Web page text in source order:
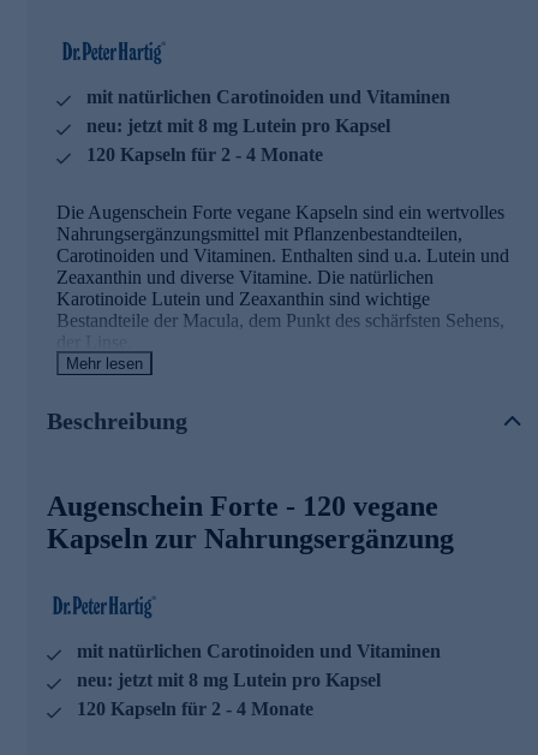
mit natürlichen Carotinoiden und Vitaminen
neu: jetzt mit 8 mg Lutein pro Kapsel
120 Kapseln für 2 - 4 Monate
Die Augenschein Forte vegane Kapseln sind ein wertvolles
Nahrungsergänzungsmittel mit Pflanzenbestandteilen,
Carotinoiden und Vitaminen. Enthalten sind u.a. Lutein und
Zeaxanthin und diverse Vitamine. Die natürlichen
Karotinoide Lutein und Zeaxanthin sind wichtige
Bestandteile der Macula, dem Punkt des schärfsten Sehens,
der Linse.
• 8 mg Lutein pro Kapsel
Sehens, der Linse
• Vitamin A (Beta Carotin) trägt zur Erhaltung normaler
Sehkraft bei
zu schützen
Dr. Peter Hartig®Augenschein Forte vegane Kapseln sind
hervorragend für die tägliche Nahrungsergänzung geeignet.
Sie lassen sich ausgezeichnet mit allen weiteren Dr. Peter
Hartig ®Produkten kombinieren.
Mehr lesen
Beschreibung
Augenschein Forte - 120 vegane
Kapseln zur Nahrungsergänzung
mit natürlichen Carotinoiden und Vitaminen
neu: jetzt mit 8 mg Lutein pro Kapsel
120 Kapseln für 2 - 4 Monate